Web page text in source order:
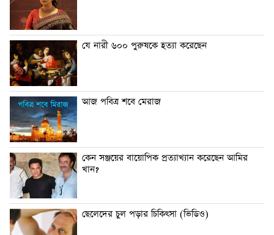
যে নারী ৬০০ পুরুষকে হত্যা করেছেন
আজ পবিত্র শবে মেরাজ
কেন সঞ্জয়ের বায়োপিক প্রত্যাখ্যান করেছেন আমির
খান?
ছেলেদের চুল পড়ার চিকিৎসা (ভিডিও)